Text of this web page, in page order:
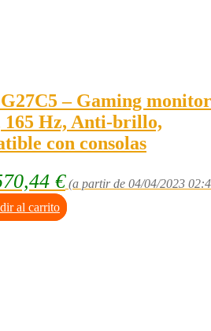
– Gaming monitor
165 Hz, Anti-brillo,
con consolas
€ (a partir de 04/04/2023
al carrito